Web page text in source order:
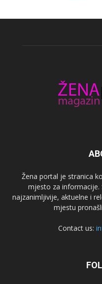
Žena portal je stranica
mjesto za informacije.
najzanimljivije, aktuelne i
mjestu
Contact us: